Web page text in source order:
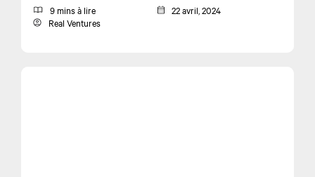
9 mins à lire
22 avril, 2024
Real Ventures